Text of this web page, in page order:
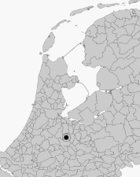
Contactgegevens
T: 030-877 67 03
F: 030-877 67 13
M: info@me-doc.nl
Bedrijfsgegevens
KvK: 32127668
BTW: 818652044.B01
IBAN: